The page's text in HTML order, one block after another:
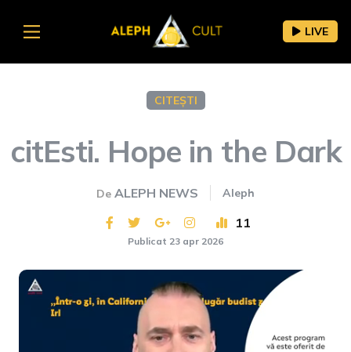
LIVE
CITEȘTI
citEsti. Hope in the Dark
De ALEPH NEWS Aleph
11
Publicat 23 apr 2026